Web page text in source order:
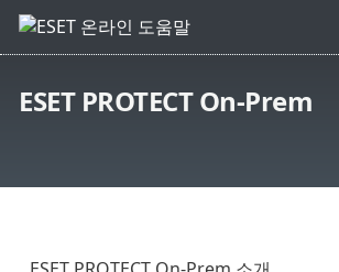
ESET PROTECT On-Prem